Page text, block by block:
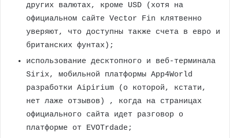
других валютах, кроме USD (хотя на
официальном сайте Vector Fin клятвенно
уверяют, что доступны также счета в евро и
британских фунтах);
использование десктопного и веб-терминала
Sirix, мобильной платформы App4World
разработки Aipirium (о которой, кстати,
нет лаже отзывов) , когда на страницах
официального сайта идет разговор о
платформе от EVOTrdade;